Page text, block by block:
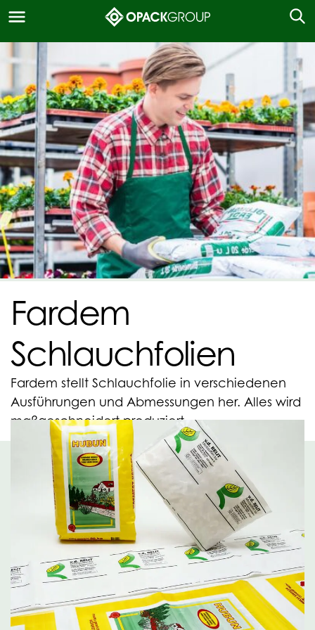
Fardem
Schlauchfolien
Fardem stellt Schlauchfolie in verschiedenen
Ausführungen und Abmessungen her. Alles wird
maßgeschneidert produziert.
Alles wird maßgeschneidert
produziert
Durch die Eigenentwicklung idealer Mischungen von
PE-Rohstoffen sind die unbedruckten und bedruckten
Schlauchfolien von Fardem Packaging für nahezu alle
Anwendungsbereiche und die modernsten
Verarbeitungsmaschinen einsetzbar. Hierdurch werden
die optimalen Eigenschaften pro Anwendungsbereich
erreicht. Inline bis zu 8 farbig bedruckbar!